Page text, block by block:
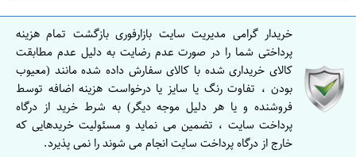
خریدار گرامی مدیریت سایت بازارفوری بازگشت تمام هزینه
پرداختی شما را در صورت عدم رضایت به دلیل عدم مطابقت
کالای خریداری شده با کالای سفارش داده شده مانند (معیوب
بودن ، تفاوت رنگ یا سایز یا درخواست هزینه اضافه توسط
فروشنده و یا هر دلیل موجه دیگر) به شرط خرید از درگاه
پرداخت سایت ، تضمین می نماید و مسئولیت خریدهایی که
خارج از درگاه پرداخت سایت انجام می شوند را نمی پذیرد.